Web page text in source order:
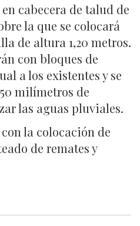
cabecera de talud de
la que se colocará
de altura 1,20 metros.
con bloques de
a los existentes y se
milímetros de
las aguas pluviales.
la colocación de
de remates y